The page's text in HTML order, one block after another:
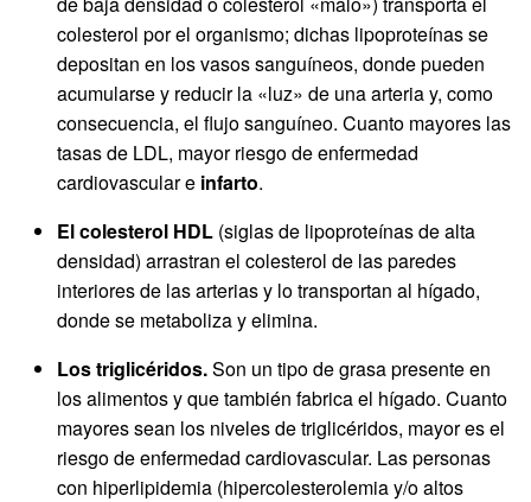
colesterol por el organismo; dichas lipoproteínas se
depositan en los vasos sanguíneos, donde pueden
acumularse y reducir la «luz» de una arteria y, como
consecuencia, el flujo sanguíneo. Cuanto mayores las
tasas de LDL, mayor riesgo de enfermedad
cardiovascular e infarto.
El colesterol HDL (siglas de lipoproteínas de alta
densidad) arrastran el colesterol de las paredes
interiores de las arterias y lo transportan al hígado,
donde se metaboliza y elimina.
Los triglicéridos.Son un tipo de grasa presente en
los alimentos y que también fabrica el hígado. Cuanto
mayores sean los niveles de triglicéridos, mayor es el
riesgo de enfermedad cardiovascular. Las personas
con hiperlipidemia (hipercolesterolemia y/o altos